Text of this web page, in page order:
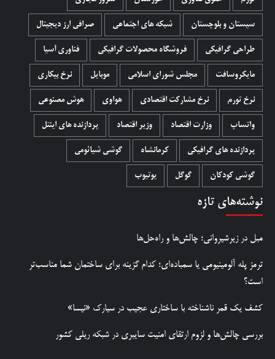
سیستان و بلوچستان شبکه های اجتماعی صرافی ارز دیجیتال
طراحی گرافیکی فروشگاه محصولات گرافيکی فناوری آسیا
مایکروسافت مجلس شورای اسلامی موبایل نرخ بیکاری
نرخ تورم نرخ مشارکت اقتصادی هواوی هوش مصنوعی
واتساپ وزارت اقتصاد وزیر اقتصاد پردازنده های اینتل
پردازنده های گرافیکی کرمانشاه گوشی شیائومی
گوشی کودکان گوگل یوتیوب
نوشته‌های تازه
مبل در زیرشیروانی؛ چالش‌ها و راه‌حل‌ها
ترمز پله آلومینیومی یا سمباده‌ای؛ کدام گزینه برای ساختمان شما مناسب‌تر
است؟
کشف یک قمر ناشناخته با ساختاری عجیب در سیارک «نیسا»
بررسی چالش‌ها و لزوم ارتقای امنیت سایبری در شبکه ریلی کشور